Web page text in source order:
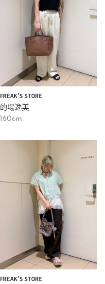
FREAK'S STORE
的場逸美
160cm
FREAK'S STORE